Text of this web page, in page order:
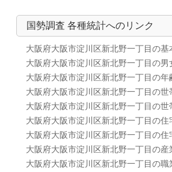
国勢調査 各種統計へのリンク
大阪府大阪市淀川区新北野一丁目の基
大阪府大阪市淀川区新北野一丁目の
大阪府大阪市淀川区新北野一丁目の
大阪府大阪市淀川区新北野一丁目の
大阪府大阪市淀川区新北野一丁目の
大阪府大阪市淀川区新北野一丁目の
大阪府大阪市淀川区新北野一丁目の
大阪府大阪市淀川区新北野一丁目の
大阪府大阪市淀川区新北野一丁目の